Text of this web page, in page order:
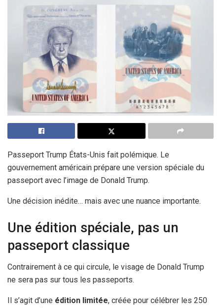
Passeport Trump États-Unis fait polémique. Le
gouvernement américain prépare une version spéciale du
passeport avec l’image de Donald Trump.
Une décision inédite… mais avec une nuance importante.
Une édition spéciale, pas un
passeport classique
Contrairement à ce qui circule, le visage de Donald Trump
ne sera pas sur tous les passeports.
Il s’agit d’une édition limitée, créée pour célébrer les 250